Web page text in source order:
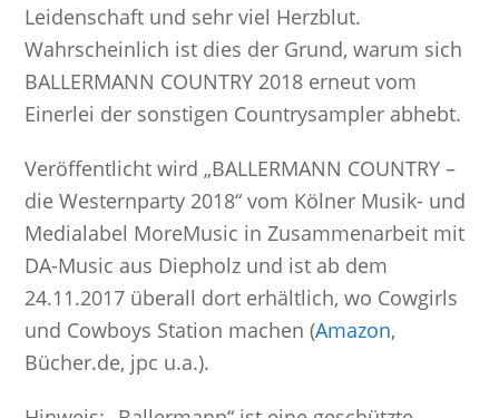
Leidenschaft und sehr viel Herzblut.
Wahrscheinlich ist dies der Grund, warum sich
BALLERMANN COUNTRY 2018 erneut vom
Einerlei der sonstigen Countrysampler abhebt.
Veröffentlicht wird „BALLERMANN COUNTRY –
die Westernparty 2018“ vom Kölner Musik- und
Medialabel MoreMusic in Zusammenarbeit mit
DA-Music aus Diepholz und ist ab dem
24.11.2017 überall dort erhältlich, wo Cowgirls
und Cowboys Station machen (Amazon,
Bücher.de, jpc u.a.).